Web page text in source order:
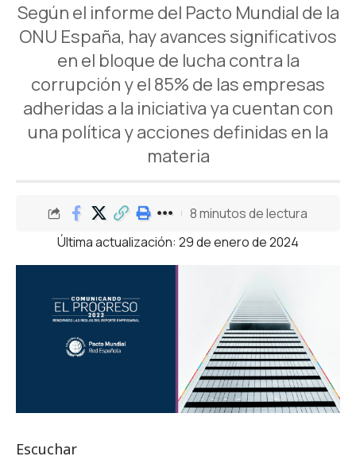
Según el informe del Pacto Mundial de la
ONU España, hay avances significativos
en el bloque de lucha contra la
corrupción y el 85% de las empresas
adheridas a la iniciativa ya cuentan con
una política y acciones definidas en la
materia
Última actualización: 29 de enero de 2024
8 minutos de lectura
Escuchar